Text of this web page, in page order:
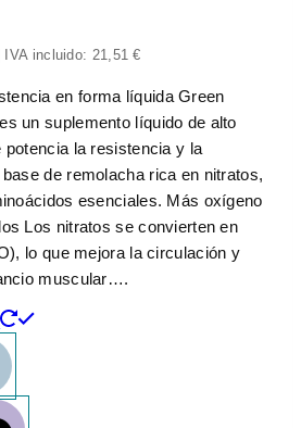
IVA incluido: 21,51€
en forma líquida Green
un suplemento líquido de alto
potencia la resistencia y la
de remolacha rica en nitratos,
esenciales. Más oxígeno
Los nitratos se convierten en
lo que mejora la circulación y
muscular….